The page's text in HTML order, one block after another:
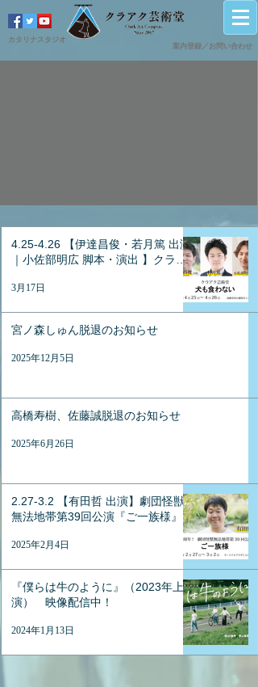
案内登録／ ​お問い合わせ
カタリナスタジオ
4.25-4.26 【伊達昌俊・若月篤 出演
｜小佐部明広 脚本・演出 】クラア
（PROJECT WALTZ vol.6参加）
3月17日
宮ノ森しゅん脱退のお知らせ
2025年12月5日
高橋寿樹、佐藤誠脱退のお知らせ
2025年6月26日
2.27-3.2 【有田哲 出演】劇団怪獣
無法地帯第39回公演『ご一族様』
2025年2月4日
『僕らは牛のように』（2023年上
演） 映像配信中！
2024年1月13日